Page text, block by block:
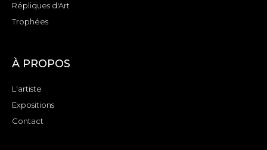
Répliques d'Art
Trophées
À PROPOS
L'artiste
Expositions
Contact